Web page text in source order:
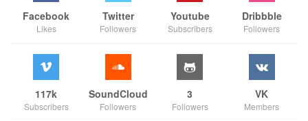
Facebook
Likes
Twitter
Followers
Youtube
Subscribers
Dribbble
Followers
117k
Subscribers
SoundCloud
Followers
3
Followers
VK
Members